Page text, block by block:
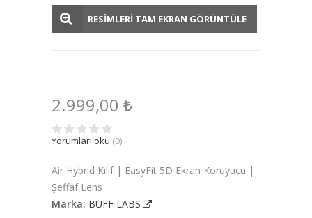
RESİMLERİ TAM EKRAN GÖRÜNTÜLE
2.999,00
Yorumları oku (0)
Air Hybrid Kılıf | EasyFit 5D Ekran Koruyucu |
Şeffaf Lens
Marka: BUFF LABS